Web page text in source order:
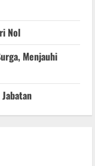
Nol
Menjauhi